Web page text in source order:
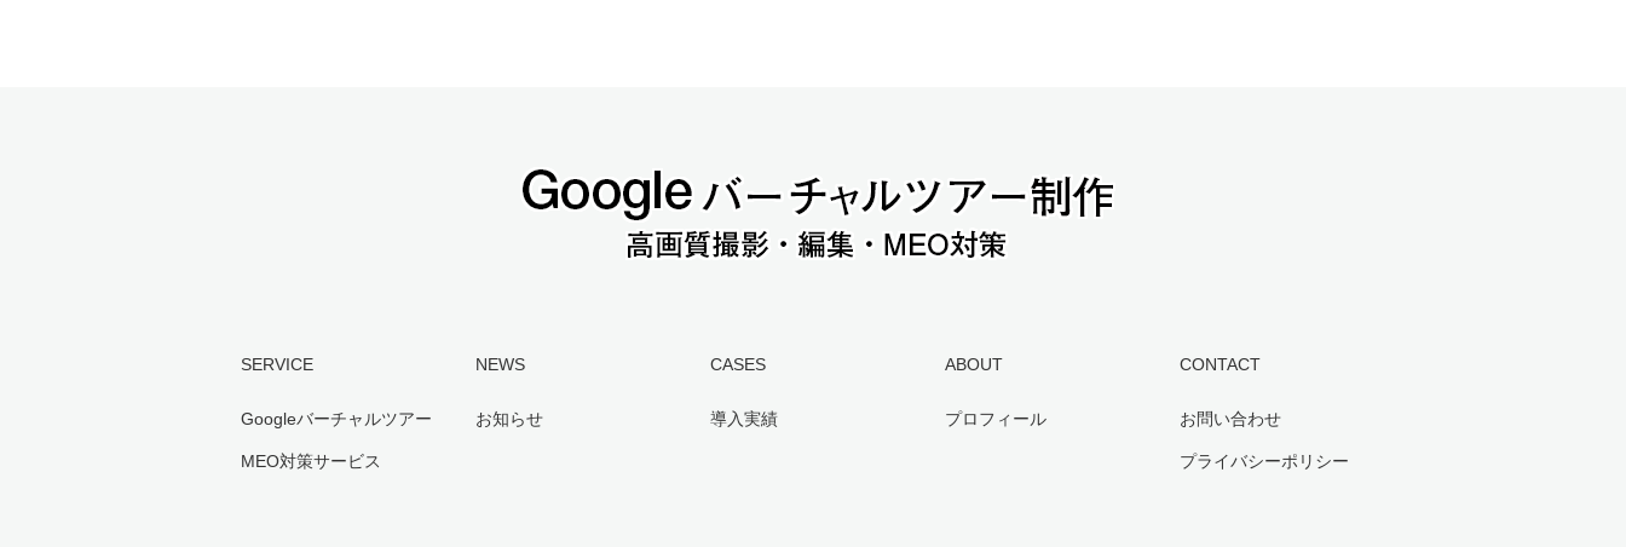
SERVICE
Googleバーチャルツアー
MEO対策サービス
NEWS
お知らせ
CASES
導入実績
ABOUT
プロフィール
CONTACT
お問い合わせ
プライバシーポリシー